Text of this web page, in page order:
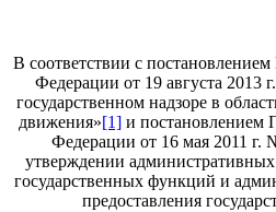
В соответствии с
Федерации от 19 августа 2013
государственном надзоре в
движения»[1] и постановлением
Федерации от 16 мая 2011 г.
утверждении
государственных функций и
предоставления